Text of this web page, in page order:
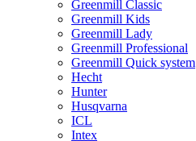
Greenmill Classic
Greenmill Kids
Greenmill Lady
Greenmill Professional
Greenmill Quick system
Hecht
Hunter
Husqvarna
ICL
Intex